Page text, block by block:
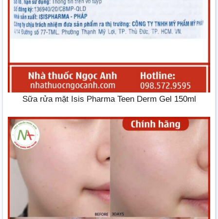
Sữa rửa mặt Isis Pharma Teen Derm Gel 150ml